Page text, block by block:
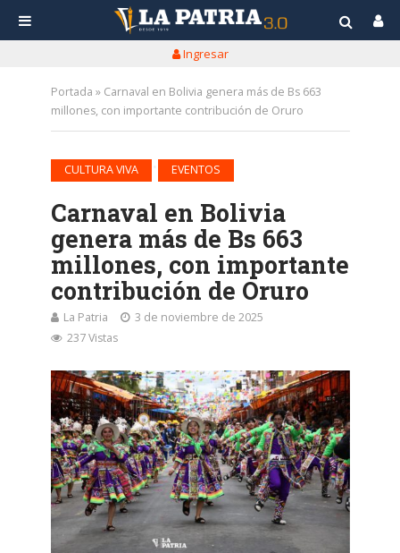
Ingresar
Portada » Carnaval en Bolivia genera más de Bs 663
millones, con importante contribución de Oruro
CULTURA VIVA EVENTOS
Carnaval en Bolivia
genera más de Bs 663
millones, con importante
contribución de Oruro
La Patria
3 de noviembre de 2025
237 Vistas